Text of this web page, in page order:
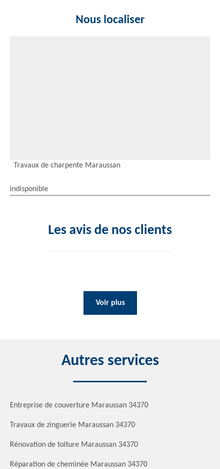
Nous localiser
Travaux de charpente Maraussan
indisponible
Les avis de nos clients
Voir plus
Autres services
Entreprise de couverture Maraussan 34370
Travaux de zinguerie Maraussan 34370
Rénovation de toiture Maraussan 34370
Réparation de cheminée Maraussan 34370